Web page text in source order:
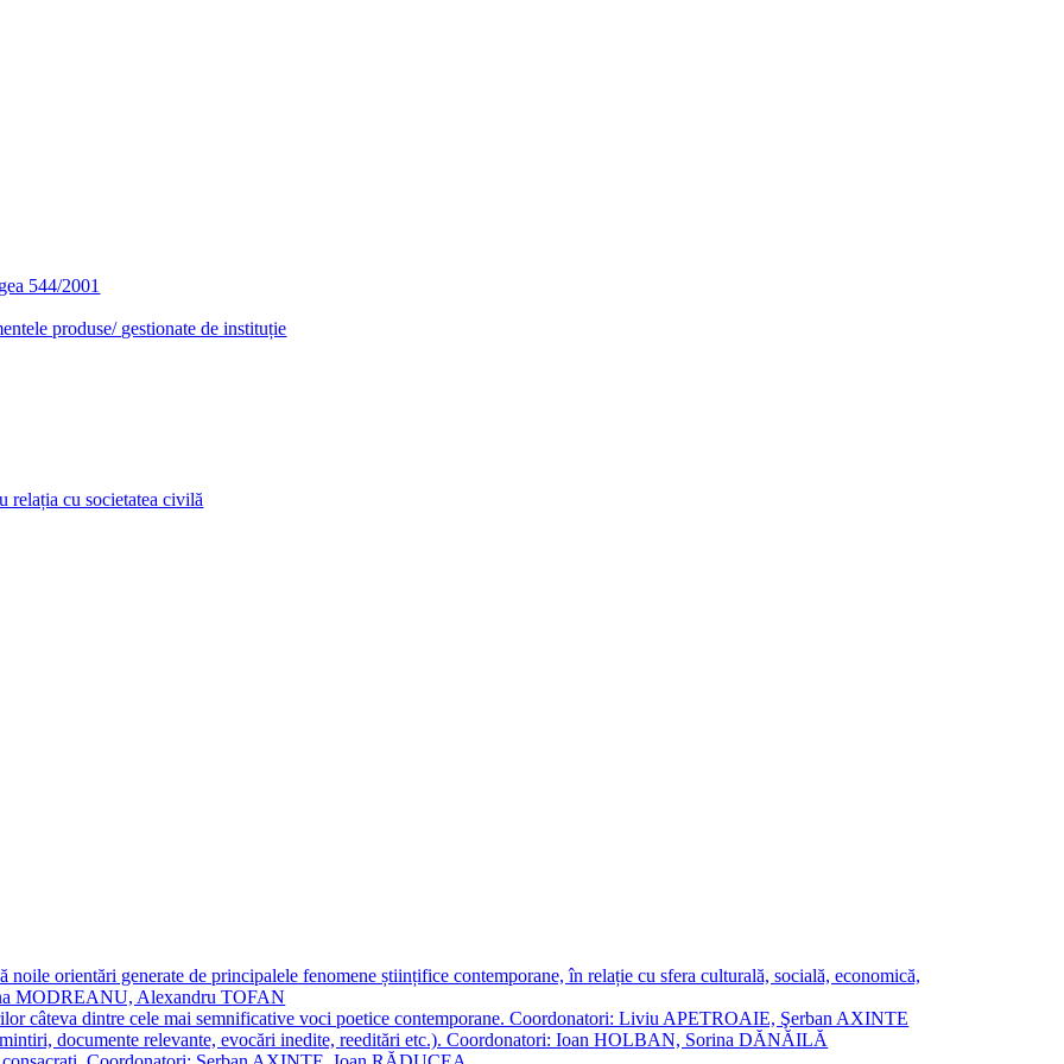
544/2001
produse/ gestionate de instituție
relația cu societatea civilă
noile orientări generate de principalele fenomene științifice contemporane, în relație cu sfera culturală, socială, economică,
MODREANU, Alexandru TOFAN
câteva dintre cele mai semnificative voci poetice contemporane. Coordonatori: Liviu APETROAIE, Şerban AXINTE
documente relevante, evocări inedite, reeditări etc.). Coordonatori: Ioan HOLBAN, Sorina DĂNĂILĂ